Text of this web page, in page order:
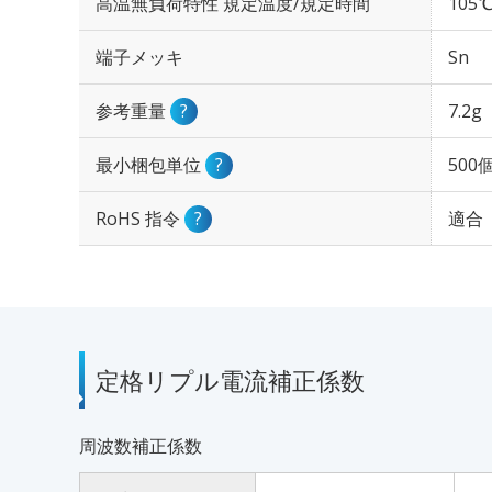
端子メッキ Sn
参考重量 ? 7.2g
最小梱包単位 ? 500
RoHS 指令 ? 適合
定格リプル電流補正係数
周波数補正係数